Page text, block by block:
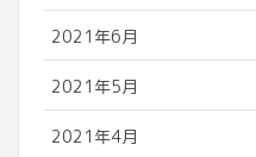
2021年6月
2021年5月
2021年4月